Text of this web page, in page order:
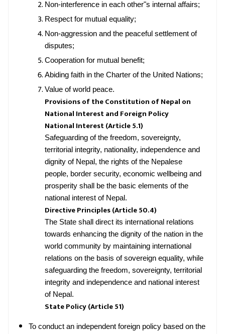
Non-interference in each other"s internal affairs;
Respect for mutual equality;
Non-aggression and the peaceful settlement of
disputes;
Cooperation for mutual benefit;
Abiding faith in the Charter of the United Nations;
Value of world peace.
Provisions of the Constitution of Nepal on
National Interest and Foreign Policy
National Interest (Article 5.1)
Safeguarding of the freedom, sovereignty,
territorial integrity, nationality, independence and
dignity of Nepal, the rights of the Nepalese
people, border security, economic wellbeing and
prosperity shall be the basic elements of the
national interest of Nepal.
Directive Principles (Article 50.4)
The State shall direct its international relations
towards enhancing the dignity of the nation in the
world community by maintaining international
relations on the basis of sovereign equality, while
safeguarding the freedom, sovereignty, territorial
integrity and independence and national interest
of Nepal.
State Policy (Article 51)
To conduct an independent foreign policy based on the